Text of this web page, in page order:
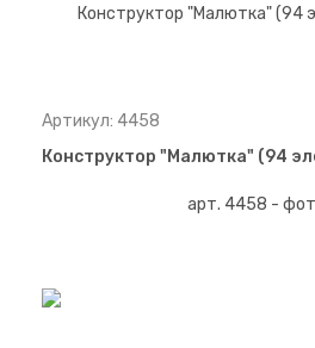
Артикул: 4458
Конструктор "Малютка" (94